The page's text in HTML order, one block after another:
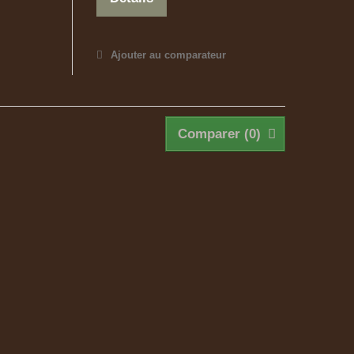
Ajouter au comparateur
Comparer (0)